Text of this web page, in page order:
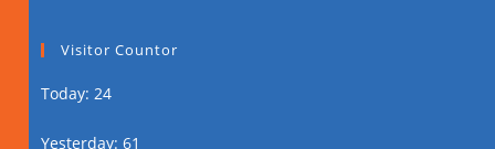
Visitor Countor
Today: 24
Yesterday: 61